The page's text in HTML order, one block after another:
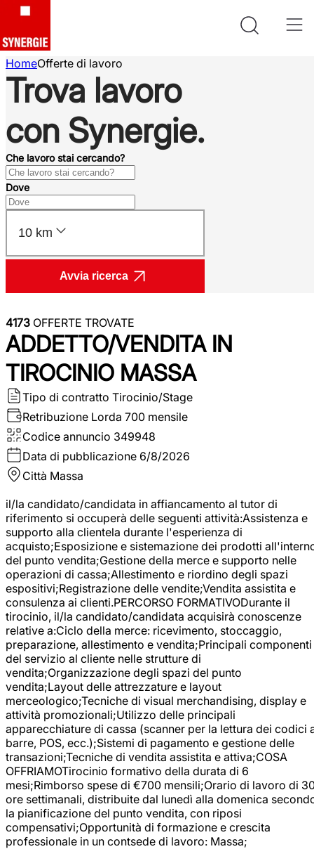
HomeOfferte di lavoro
Trova lavoro
con Synergie.
Che lavoro stai cercando?
Dove
10 km
Avvia ricerca
4173 OFFERTE TROVATE
ADDETTO/VENDITA IN
TIROCINIO MASSA
Tipo di contratto Tirocinio/Stage
Retribuzione Lorda 700 mensile
Codice annuncio 349948
Data di pubblicazione 6/8/2026
Città Massa
il/la candidato/candidata in affiancamento al tutor di
riferimento si occuperà delle seguenti attività:Assistenza e
supporto alla clientela durante l'esperienza di
acquisto;Esposizione e sistemazione dei prodotti
del punto vendita;Gestione della merce e supporto nelle
operazioni di cassa;Allestimento e riordino degli spazi
espositivi;Registrazione delle vendite;Vendita assistita e
consulenza ai clienti.PERCORSO FORMATIVODurante il
tirocinio, il/la candidato/candidata acquisirà conoscenze
relative a:Ciclo della merce: ricevimento, stoccaggio,
preparazione, allestimento e vendita;Principali componenti
del servizio al cliente nelle strutture di
vendita;Organizzazione degli spazi del punto
vendita;Layout delle attrezzature e layout
merceologico;Tecniche di visual merchandising, display e
attività promozionali;Utilizzo delle principali
apparecchiature di cassa (scanner per la lettura dei codici
barre, POS, ecc.);Sistemi di pagamento e gestione delle
transazioni;Tecniche di vendita assistita e attiva;COSA
OFFRIAMOTirocinio formativo della durata di 6
mesi;Rimborso spese di €700 mensili;Orario di lavoro di
ore settimanali, distribuite dal lunedì alla domenica
la pianificazione del punto vendita, con riposi
compensativi;Opportunità di formazione e crescita
professionale in un contsede di lavoro: Massa;